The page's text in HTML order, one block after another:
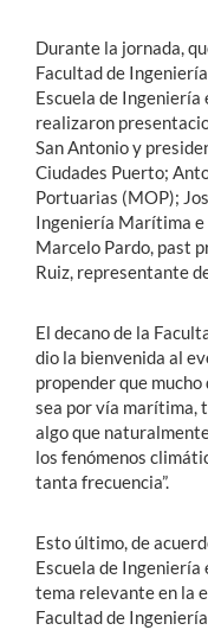
Durante la jornada,
Facultad de
Escuela de Ingeniería
realizaron
San Antonio y
Ciudades Puerto;
Portuarias (MOP);
Ingeniería Marítima e
Marcelo Pardo, past
Ruiz, representante
El decano de la
dio la bienvenida al
propender que
sea por vía marítima,
algo que
los fenómenos
tanta frecuencia”.
Esto último, de
Escuela de Ingeniería
tema relevante en la
Facultad de